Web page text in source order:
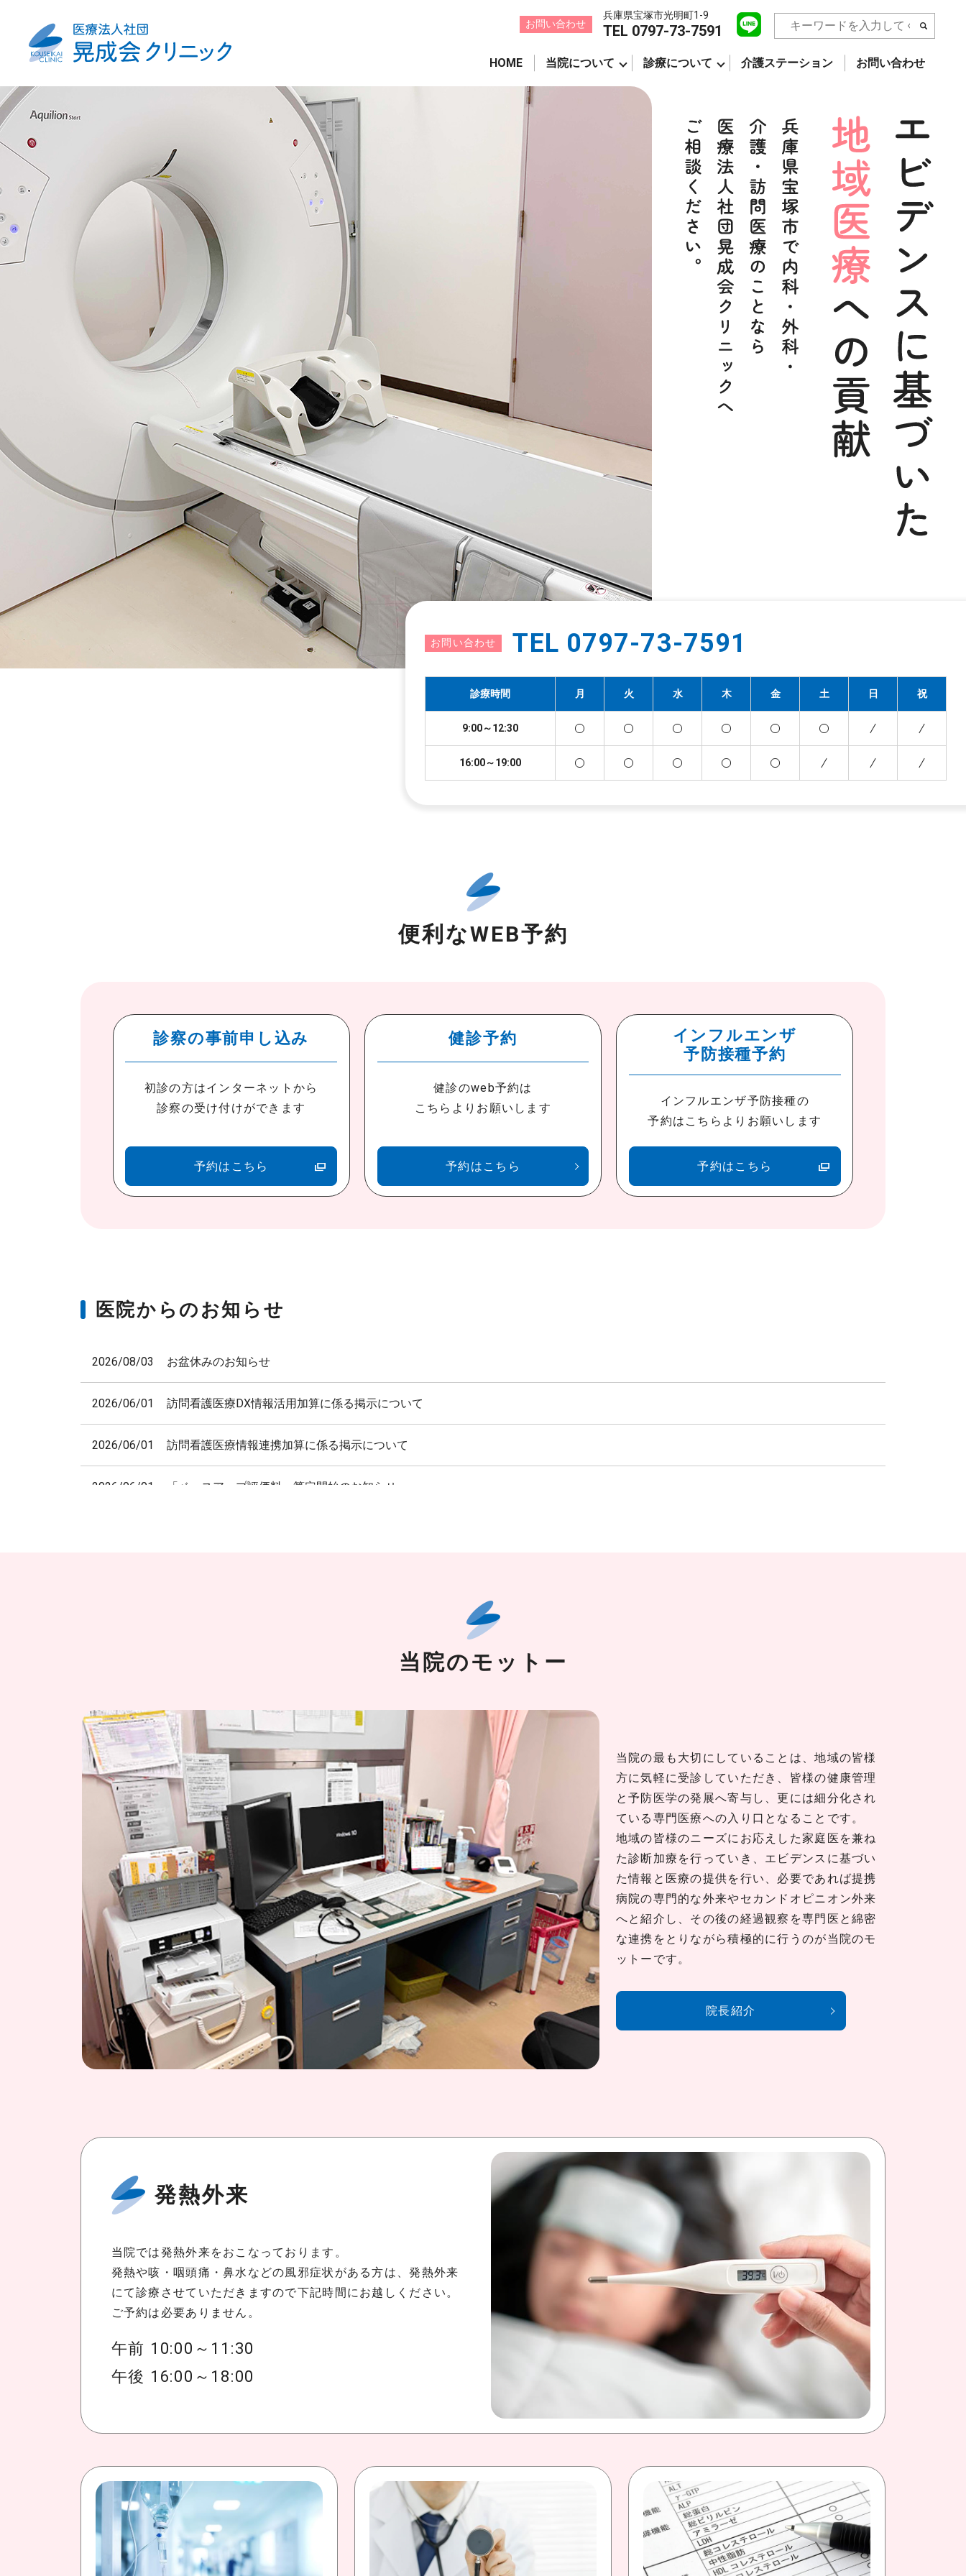
お問い合わせ
兵庫県宝塚市光明町1-9
TEL 0797-73-7591
HOME 当院について 診療について 介護ステーション お問い合わせ
お問い合わせ TEL 0797-73-7591
診療時間 月 火 水 木 金 土 日 祝
9:00～12:30
16:00～19:00
便利なWEB予約
診察の事前申し込み
初診の方はインターネットから
診察の受け付けができます
予約はこちら
健診予約
健診のweb予約は
こちらよりお願いします
予約はこちら
インフルエンザ
予防接種予約
インフルエンザ予防接種の
予約はこちらよりお願いします
予約はこちら
医院からのお知らせ
2026/08/03 お盆休みのお知らせ
2026/06/01 訪問看護医療DX情報活用加算に係る掲示について
2026/06/01 訪問看護医療情報連携加算に係る掲示について
2026/06/01 「ベースアップ評価料」算定開始のお知らせ
2025/09/26 インフルエンザ予防接種のお知らせ
当院のモットー
当院の最も大切にしていることは、地域の皆様
方に気軽に受診していただき、皆様の健康管理
と予防医学の発展へ寄与し、更には細分化され
ている専門医療への入り口となることです。
地域の皆様のニーズにお応えした家庭医を兼ね
た診断加療を行っていき、エビデンスに基づい
た情報と医療の提供を行い、必要であれば提携
病院の専門的な外来やセカンドオピニオン外来
へと紹介し、その後の経過観察を専門医と綿密
な連携をとりながら積極的に行うのが当院のモ
ットーです。
院長紹介
発熱外来
当院では発熱外来をおこなっております。
発熱や咳・咽頭痛・鼻水などの風邪症状がある方は、発熱外来
にて診療させていただきますので下記時間にお越しください。
ご予約は必要ありません。
午前 10:00～11:30
午後 16:00～18:00